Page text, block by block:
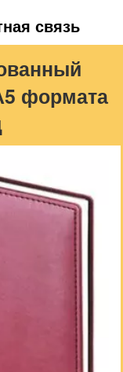
связь
формата